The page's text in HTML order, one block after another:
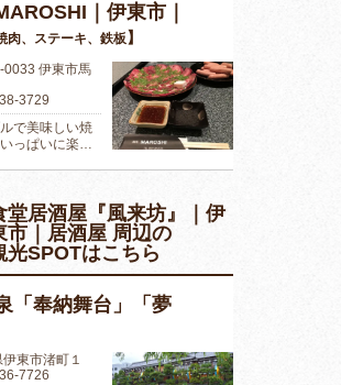
｜伊東市｜
肉、ステーキ、鉄板 】
0033 伊東市馬
3729
で美味しい焼
っぱいに楽…
堂居酒屋『風来坊』｜伊
市｜居酒屋 周辺の
光SPOTはこちら
「奉納舞台」「夢
東市渚町１
7726